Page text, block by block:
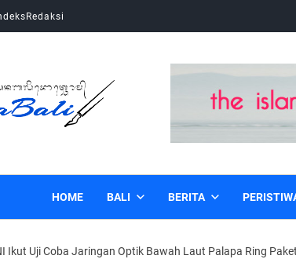
Redaksi
HOME BALI BERITA
Ikut Uji Coba Jaringan Optik Bawah Laut Palapa Ring